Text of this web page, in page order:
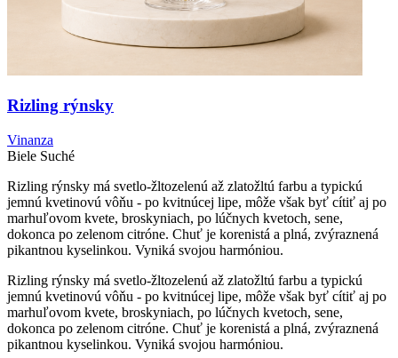
Rizling rýnsky
Vinanza
Biele Suché
Rizling rýnsky má svetlo-žltozelenú až zlatožltú farbu a typickú
jemnú kvetinovú vôňu - po kvitnúcej lipe, môže však byť cítiť aj po
marhuľovom kvete, broskyniach, po lúčnych kvetoch, sene,
dokonca po zelenom citróne. Chuť je korenistá a plná, zvýraznená
pikantnou kyselinkou. Vyniká svojou harmóniou.
Rizling rýnsky má svetlo-žltozelenú až zlatožltú farbu a typickú
jemnú kvetinovú vôňu - po kvitnúcej lipe, môže však byť cítiť aj po
marhuľovom kvete, broskyniach, po lúčnych kvetoch, sene,
dokonca po zelenom citróne. Chuť je korenistá a plná, zvýraznená
pikantnou kyselinkou. Vyniká svojou harmóniou.